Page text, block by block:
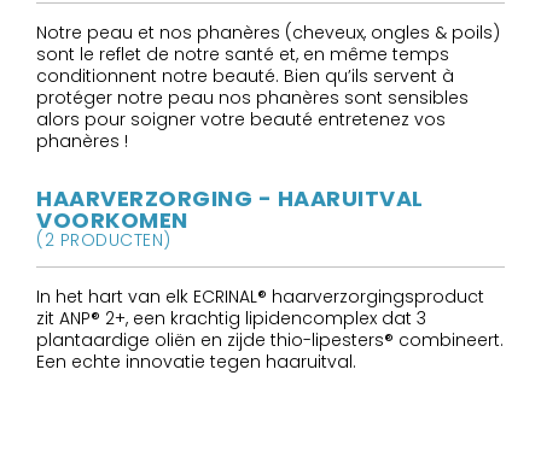
Notre peau et nos phanères (cheveux, ongles & poils)
sont le reflet de notre santé et, en même temps
conditionnent notre beauté. Bien qu’ils servent à
protéger notre peau nos phanères sont sensibles
alors pour soigner votre beauté entretenez vos
phanères !
HAARVERZORGING - HAARUITVAL
VOORKOMEN
(2 PRODUCTEN)
In het hart van elk ECRINAL® haarverzorgingsproduct
zit ANP® 2+, een krachtig lipidencomplex dat 3
plantaardige oliën en zijde thio-lipesters® combineert.
Een echte innovatie tegen haaruitval.